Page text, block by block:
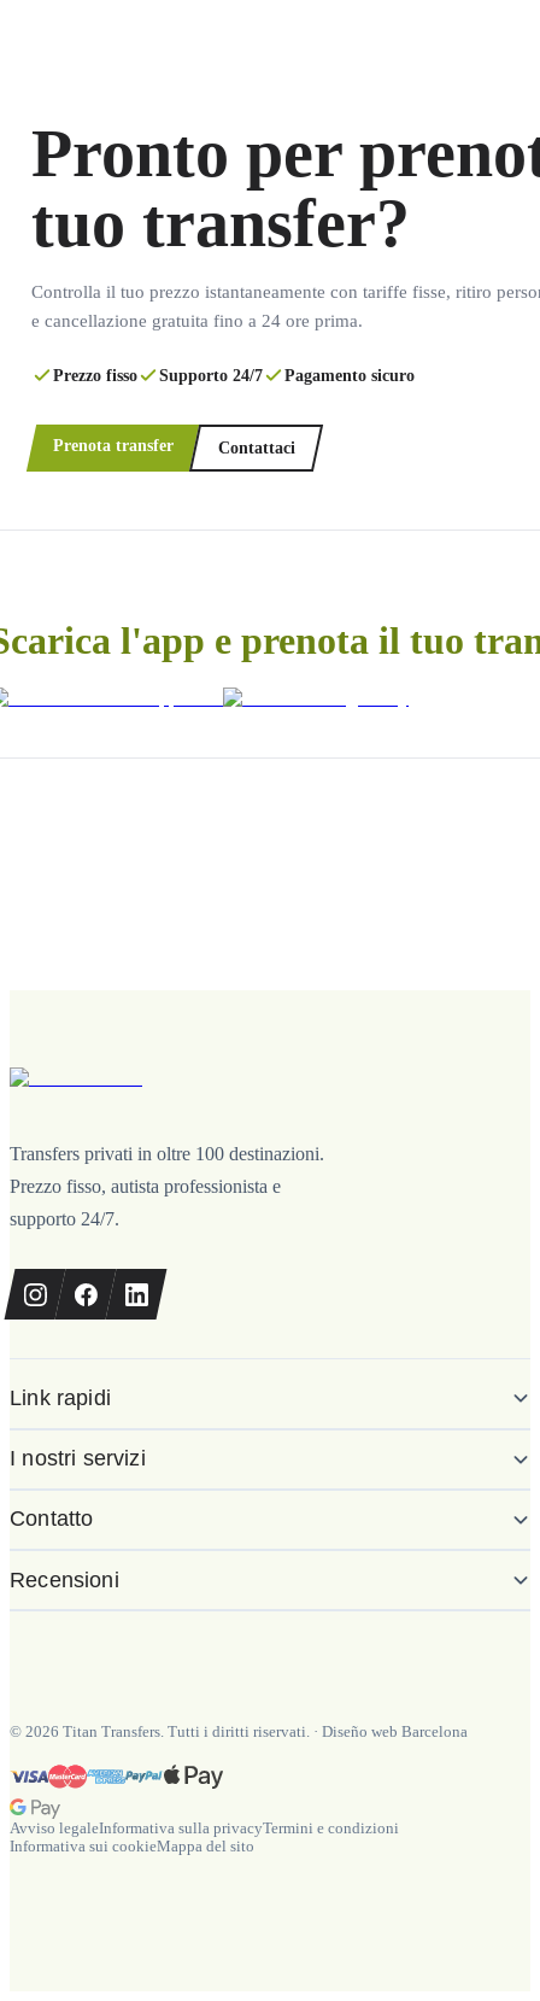
Pronto per
tuo transfer?
Controlla il tuo prezzo istantaneamente con tariffe fisse, ritiro
e cancellazione gratuita fino a 24 ore prima.
Prezzo fisso Supporto 24/7 Pagamento sicuro
Prenota transfer Contattaci
l'app e prenota il tuo
Transfers privati in oltre 100 destinazioni.
Prezzo fisso, autista professionista e
supporto 24/7.
Link rapidi
I nostri servizi
Contatto
Recensioni
© 2026 Titan Transfers. Tutti i diritti riservati. · Diseño web Barcelona
Avviso legaleInformativa sulla privacyTermini e condizioni
Informativa sui cookieMappa del sito